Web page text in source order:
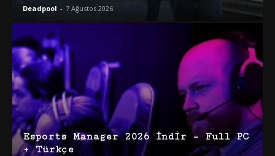
Deadpool - 7 Ağustos 2026
Esports Manager 2026 İndir – Full PC
+ Türkçe